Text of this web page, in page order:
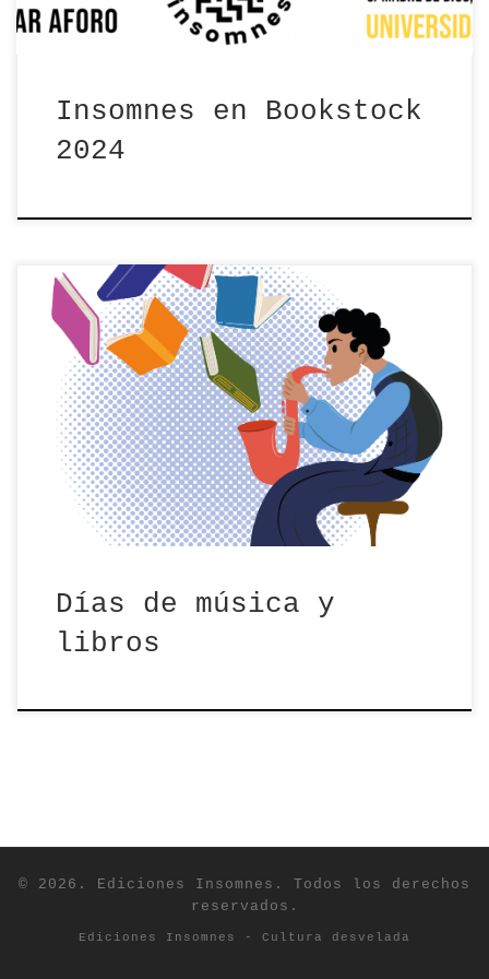
Insomnes en Bookstock
2024
Bookstock es un festival de libros y
música que celebra este año su séptima
edición. […]
Días de música y
libros
© 2026. Ediciones Insomnes. Todos los derechos
reservados.
Ediciones Insomnes - Cultura desvelada